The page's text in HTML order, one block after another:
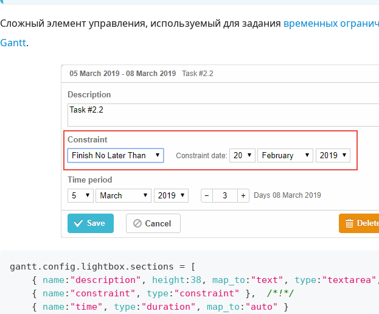
Сложный элемент управления, используемый для задания временных
Gantt.
gantt . config . lightbox. sections =
[
{
name: "description" , height : 38 , map_to : "text" , type: "textarea"
{
name: "constraint" , type: "constraint" } ,
/*!*/
{
name: "time" , type: "duration" , map_to : "auto"
}